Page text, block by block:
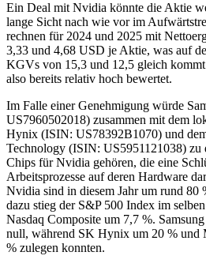
Ein Deal mit Nvidia könnte die Aktie
lange Sicht nach wie vor im
rechnen für 2024 und 2025 mit
3,33 und 4,68 USD je Aktie, was auf
KGVs von 15,3 und 12,5 gleich
also bereits relativ hoch bewertet.
Im Falle einer Genehmigung würde
US7960502018) zusammen mit dem
Hynix (ISIN: US78392B1070) und
Technology (ISIN: US5951121038)
Chips für Nvidia gehören, die eine
Arbeitsprozesse auf deren Hardware
Nvidia sind in diesem Jahr um rund 80
dazu stieg der S&P 500 Index im
Nasdaq Composite um 7,7 %.
null, während SK Hynix um 20 % und
% zulegen konnten.